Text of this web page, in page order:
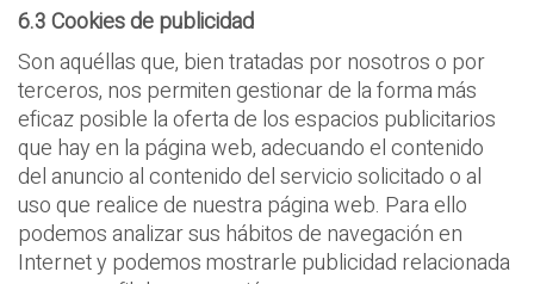
6.3 Cookies de publicidad
Son aquéllas que, bien tratadas por nosotros o por
terceros, nos permiten gestionar de la forma más
eficaz posible la oferta de los espacios publicitarios
que hay en la página web, adecuando el contenido
del anuncio al contenido del servicio solicitado o al
uso que realice de nuestra página web. Para ello
podemos analizar sus hábitos de navegación en
Internet y podemos mostrarle publicidad relacionada